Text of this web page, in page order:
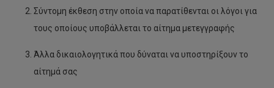
Σύντομη έκθεση στην οποία να παρατίθενται οι λόγοι για
τους οποίους υποβάλλεται το αίτημα μετεγγραφής
Άλλα δικαιολογητικά που δύναται να υποστηρίξουν το
αίτημά σας